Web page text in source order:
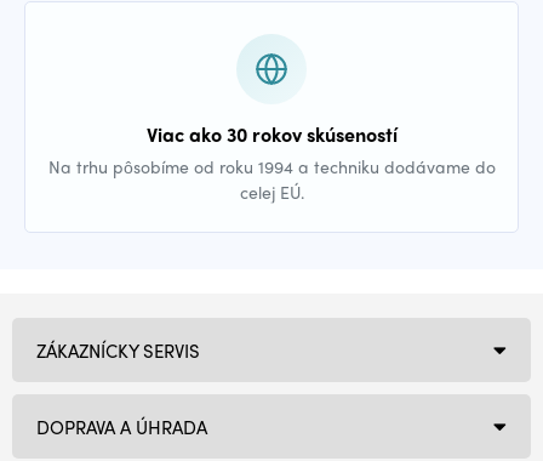
Viac ako 30 rokov skúseností
Na trhu pôsobíme od roku 1994 a techniku dodávame do
celej EÚ.
ZÁKAZNÍCKY SERVIS
DOPRAVA A ÚHRADA